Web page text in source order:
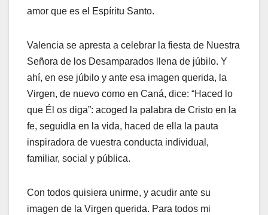
amor que es el Espíritu Santo.
Valencia se apresta a celebrar la fiesta de Nuestra
Señora de los Desamparados llena de júbilo. Y
ahí, en ese júbilo y ante esa imagen querida, la
Virgen, de nuevo como en Caná, dice: “Haced lo
que Él os diga”: acoged la palabra de Cristo en la
fe, seguidla en la vida, haced de ella la pauta
inspiradora de vuestra conducta individual,
familiar, social y pública.
Con todos quisiera unirme, y acudir ante su
imagen de la Virgen querida. Para todos mi